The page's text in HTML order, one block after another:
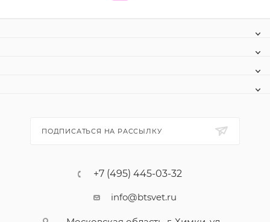
ПОДПИСАТЬСЯ НА РАССЫЛКУ
+7 (495) 445-03-32
info@btsvet.ru